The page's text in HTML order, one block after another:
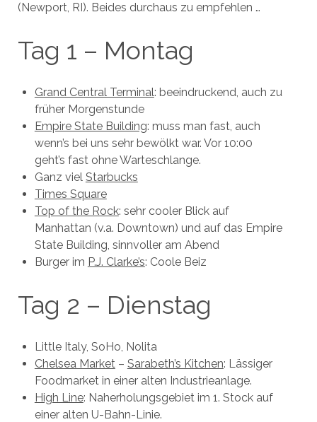
(Newport, RI). Beides durchaus zu empfehlen …
Tag 1 – Montag
Grand Central Terminal: beeindruckend, auch zu
früher Morgenstunde
Empire State Building: muss man fast, auch
wenn’s bei uns sehr bewölkt war. Vor 10:00
geht’s fast ohne Warteschlange.
Ganz viel Starbucks
Times Square
Top of the Rock: sehr cooler Blick auf
Manhattan (v.a. Downtown) und auf das Empire
State Building, sinnvoller am Abend
Burger im P.J. Clarke’s: Coole Beiz
Tag 2 – Dienstag
Little Italy, SoHo, Nolita
Chelsea Market– Sarabeth’s Kitchen: Lässiger
Foodmarket in einer alten Industrieanlage.
High Line: Naherholungsgebiet im 1. Stock auf
einer alten U-Bahn-Linie.